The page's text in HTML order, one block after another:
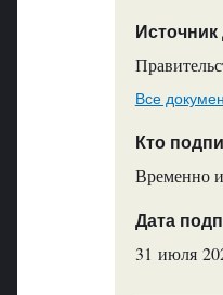
Все
Кто
Временно
Дата
31 июля